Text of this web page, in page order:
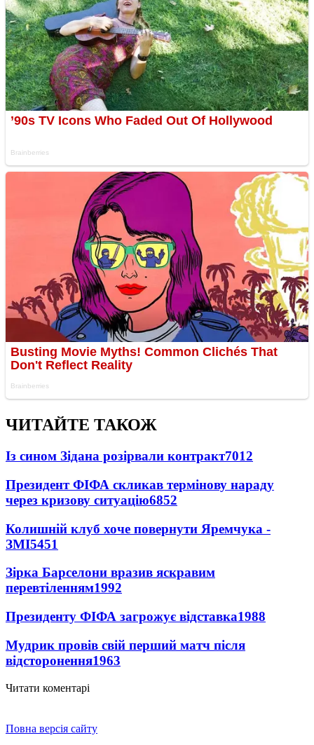
ЧИТАЙТЕ ТАКОЖ
Із сином Зідана розірвали контракт7012
Президент ФІФА скликав термінову нараду
через кризову ситуацію6852
Колишній клуб хоче повернути Яремчука -
ЗМІ5451
Зірка Барселони вразив яскравим
перевтіленням1992
Президенту ФІФА загрожує відставка1988
Мудрик провів свій перший матч після
відсторонення1963
Читати коментарі
Повна версія сайту